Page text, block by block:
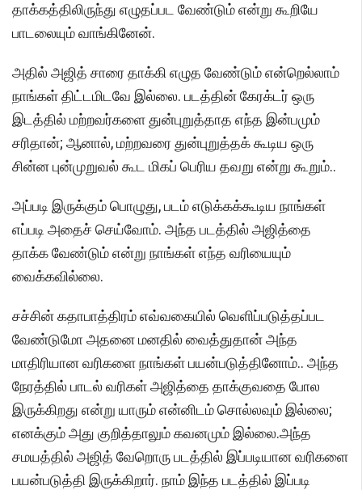
தாக்கத்திலிருந்து எழுதப்பட வேண்டும் என்று கூறியே
பாடலையும் வாங்கினேன்.
அதில் அஜித் சாரை தாக்கி எழுத வேண்டும் என்றெல்லாம்
நாங்கள் திட்டமிடவே இல்லை. படத்தின் கேரக்டர் ஒரு
இடத்தில் மற்றவர்களை துன்புறுத்தாத எந்த இன்பமும்
சரிதான்; ஆனால், மற்றவரை துன்புறுத்தக் கூடிய ஒரு
சின்ன புன்முறுவல் கூட மிகப் பெரிய தவறு என்று கூறும்..
அப்படி இருக்கும் பொழுது, படம் எடுக்கக்கூடிய நாங்கள்
எப்படி அதைச் செய்வோம். அந்த படத்தில் அஜித்தை
தாக்க வேண்டும் என்று நாங்கள் எந்த வரியையும்
வைக்கவில்லை.
சச்சின் கதாபாத்திரம் எவ்வகையில் வெளிப்படுத்தப்பட
வேண்டுமோ அதனை மனதில் வைத்துதான் அந்த
மாதிரியான வரிகளை நாங்கள் பயன்படுத்தினோம்.. அந்த
நேரத்தில் பாடல் வரிகள் அஜித்தை தாக்குவதை போல
இருக்கிறது என்று யாரும் என்னிடம் சொல்லவும் இல்லை;
எனக்கும் அது குறித்தாலும் கவனமும் இல்லை.அந்த
சமயத்தில் அஜித் வேறொரு படத்தில் இப்படியான வரிகளை
பயன்படுத்தி இருக்கிறார். நாம் இந்த படத்தில் இப்படி